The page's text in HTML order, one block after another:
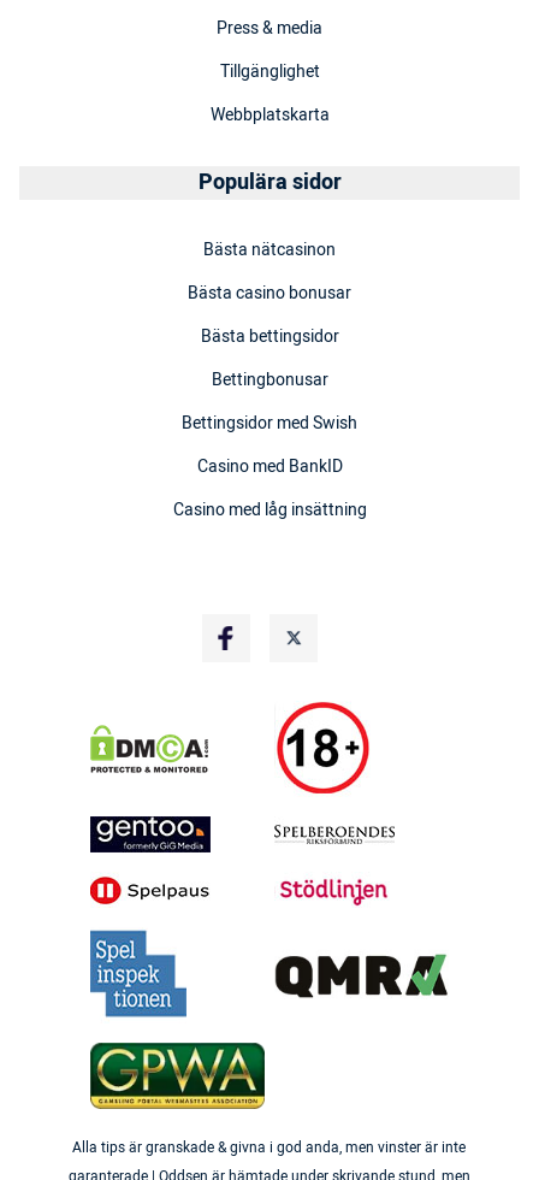
Press & media
Tillgänglighet
Webbplatskarta
Populära sidor
Bästa nätcasinon
Bästa casino bonusar
Bästa bettingsidor
Bettingbonusar
Bettingsidor med Swish
Casino med BankID
Casino med låg insättning
Alla tips är granskade & givna i god anda, men vinster är inte